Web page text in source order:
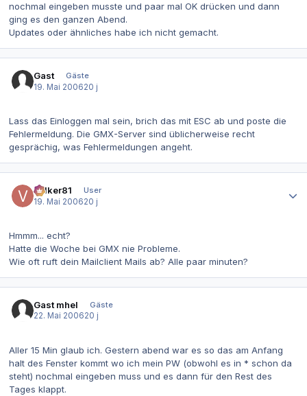
nochmal eingeben musste und paar mal OK drücken und dann
ging es den ganzen Abend.
Updates oder ähnliches habe ich nicht gemacht.
Gast
Gäste
19. Mai 200620 j
Lass das Einloggen mal sein, brich das mit ESC ab und poste die
Fehlermeldung. Die GMX-Server sind üblicherweise recht
gesprächig, was Fehlermeldungen angeht.
volker81
User
19. Mai 200620 j
Hmmm... echt?
Hatte die Woche bei GMX nie Probleme.
Wie oft ruft dein Mailclient Mails ab? Alle paar minuten?
Gast mhel
Gäste
22. Mai 200620 j
Aller 15 Min glaub ich. Gestern abend war es so das am Anfang
halt des Fenster kommt wo ich mein PW (obwohl es in * schon da
steht) nochmal eingeben muss und es dann für den Rest des
Tages klappt.